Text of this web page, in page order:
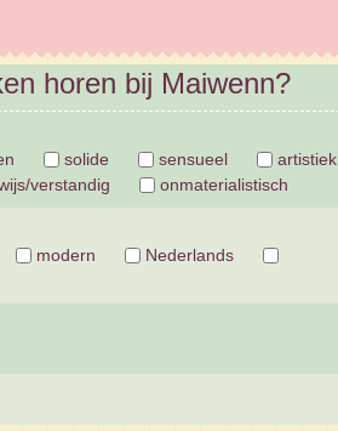
horen bij Maiwenn?
solide sensueel
artistiek
verstandig onmaterialistisch
modern
Nederlands